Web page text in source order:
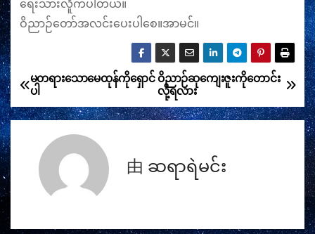
ရေးသားလိူက်ပါတယ်။
ဝိညာဉ်တော်အလင်းပေးပါစေ။အာမင်။
文
章
航
ဝိညာဉ်ဆုကျေးဇူးကိုတောင်း
လို့ရလား
မတရားသောမေထုန်ကိုရှောင်
ပါ
由 ဆရာရဲမင်း